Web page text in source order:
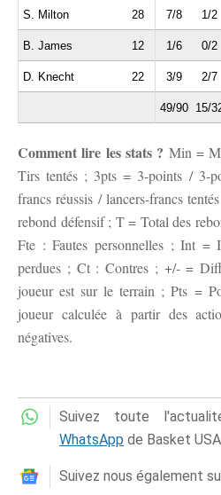
S. Milton 28 7/8 1/2
B. James 12 1/6 0/2
D. Knecht 22 3/9 2/7
49/90 15/
Comment lire les stats ? Min =
Tirs tentés ; 3pts = 3-points / 3-
francs réussis / lancers-francs
rebond défensif ; T = Total des
Fte : Fautes personnelles ; Int =
perdues ; Ct : Contres ; +/- =
joueur est sur le terrain ; Pts =
joueur calculée à partir des
négatives.
Suivez toute
WhatsApp de Basket USA
Suivez nous également